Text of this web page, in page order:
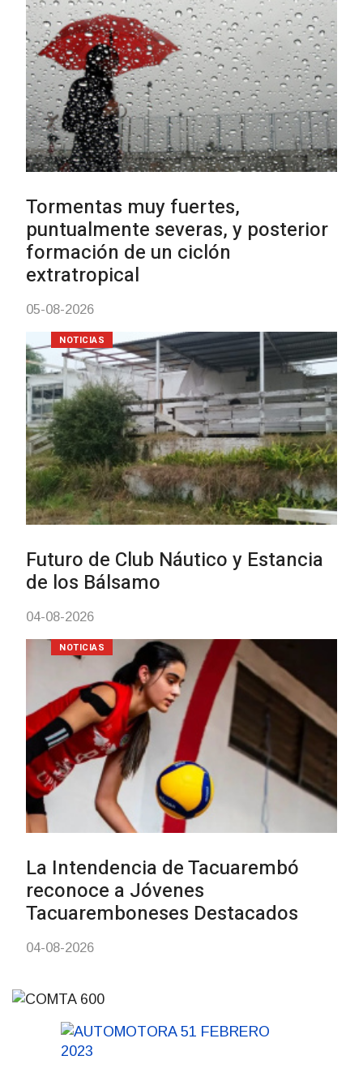
03-08-2026